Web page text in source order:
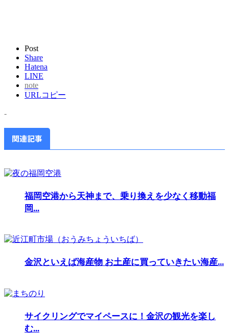
Post
Share
Hatena
LINE
note
URLコピー
-
関連記事
福岡空港から天神まで、乗り換えを少なく移動福
岡...
金沢といえば海産物 お土産に買っていきたい海産...
サイクリングでマイペースに！金沢の観光を楽し
む...